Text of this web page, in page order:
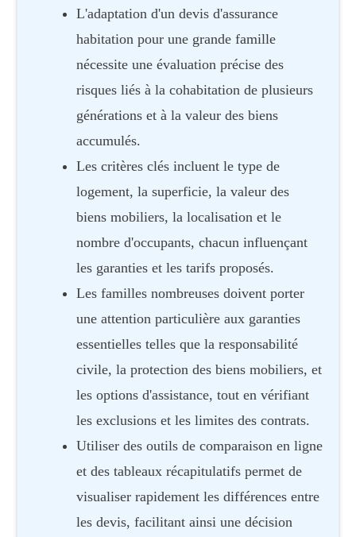
L'adaptation d'un devis d'assurance
habitation pour une grande famille
nécessite une évaluation précise des
risques liés à la cohabitation de plusieurs
générations et à la valeur des biens
accumulés.
Les critères clés incluent le type de
logement, la superficie, la valeur des
biens mobiliers, la localisation et le
nombre d'occupants, chacun influençant
les garanties et les tarifs proposés.
Les familles nombreuses doivent porter
une attention particulière aux garanties
essentielles telles que la responsabilité
civile, la protection des biens mobiliers, et
les options d'assistance, tout en vérifiant
les exclusions et les limites des contrats.
Utiliser des outils de comparaison en ligne
et des tableaux récapitulatifs permet de
visualiser rapidement les différences entre
les devis, facilitant ainsi une décision